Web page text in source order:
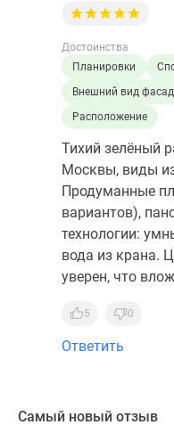
Достоинства
Планировки
Внешний вид
Расположение
Тихий зелёный
Москвы, виды
Продуманные
вариантов),
технологии:
вода из крана.
уверен, что
5 0
Ответить
Самый новый отзыв